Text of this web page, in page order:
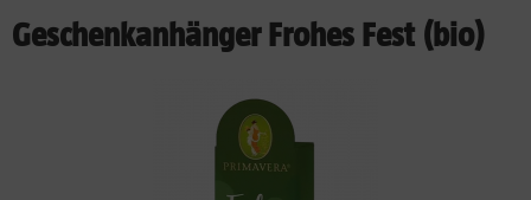
Geschenkanhänger Frohes Fest (bio)